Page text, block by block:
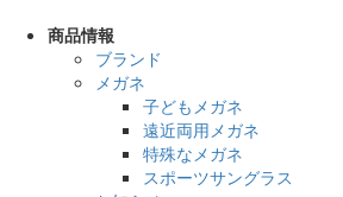
商品情報
ブランド
メガネ
子どもメガネ
遠近両用メガネ
特殊なメガネ
スポーツサングラス